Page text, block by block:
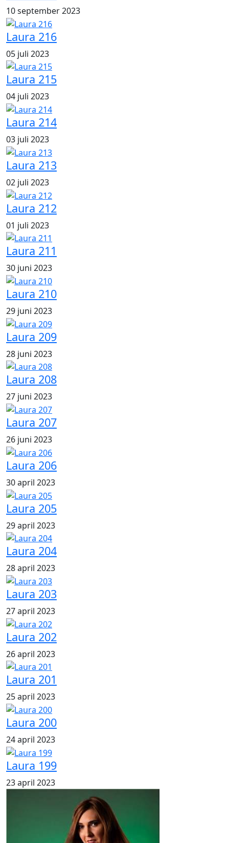
10 september 2023
Laura 216
05 juli 2023
Laura 215
04 juli 2023
Laura 214
03 juli 2023
Laura 213
02 juli 2023
Laura 212
01 juli 2023
Laura 211
30 juni 2023
Laura 210
29 juni 2023
Laura 209
28 juni 2023
Laura 208
27 juni 2023
Laura 207
26 juni 2023
Laura 206
30 april 2023
Laura 205
29 april 2023
Laura 204
28 april 2023
Laura 203
27 april 2023
Laura 202
26 april 2023
Laura 201
25 april 2023
Laura 200
24 april 2023
Laura 199
23 april 2023